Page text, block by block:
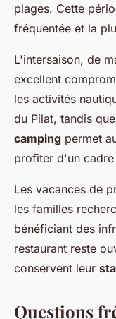
plages. Cette
fréquentée et la
L'intersaison, de
excellent
les activités
du Pilat, tandis
camping permet
profiter d'un
Les vacances de
les familles
bénéficiant des
restaurant reste
conservent leur
Questions